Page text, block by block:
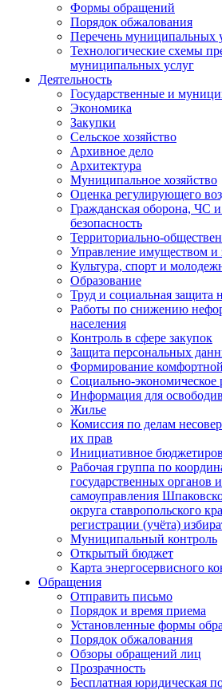
Формы обращений
Порядок обжалования
Перечень муниципальных
Технологические схемы
муниципальных услуг
Деятельность
Государственные и
Экономика
Закупки
Сельское хозяйство
Архивное дело
Архитектура
Муниципальное хозяйство
Оценка регулирующего
Гражданская оборона, ЧС
безопасность
Территориально-
Управление имуществом и
Культура, спорт и
Образование
Труд и социальная защита
Работы по снижению
населения
Контроль в сфере закупок
Защита персональных
Формирование
Социально-экономическое
Информация для
Жилье
Комиссия по делам
их прав
Инициативное
Рабочая группа по
государственных органов
самоуправления
округа ставропольского
регистрации (учёта)
Муниципальный контроль
Открытый бюджет
Карта энергосервисного
Обращения
Отправить письмо
Порядок и время приема
Установленные формы
Порядок обжалования
Обзоры обращений лиц
Прозрачность
Бесплатная юридическая